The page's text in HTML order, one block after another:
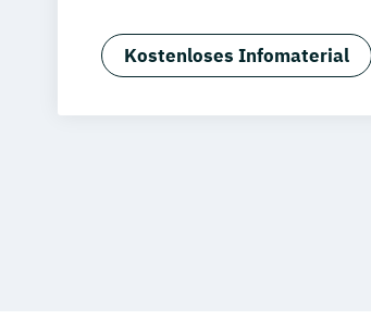
Kostenloses Infomaterial